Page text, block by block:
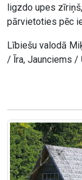
ligzdo upes
pārvietoties pēc
Lībiešu valodā
/ Īra, Jaunciems /